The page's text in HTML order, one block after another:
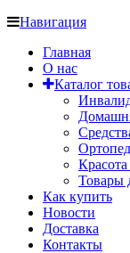
Навигация
Главная
О нас
Каталог
Товары
Как купить
Новости
Доставка
Контакты